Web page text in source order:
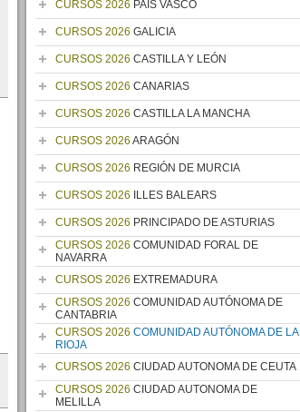
CURSOS 2026 PAÍS VASCO
CURSOS 2026 GALICIA
CURSOS 2026 CASTILLA Y LEÓN
CURSOS 2026 CANARIAS
CURSOS 2026 CASTILLA LA MANCHA
CURSOS 2026 ARAGÓN
CURSOS 2026 REGIÓN DE MURCIA
CURSOS 2026 ILLES BALEARS
CURSOS 2026 PRINCIPADO DE ASTURIAS
CURSOS 2026 COMUNIDAD FORAL DE
NAVARRA
CURSOS 2026 EXTREMADURA
CURSOS 2026 COMUNIDAD AUTÓNOMA DE
CANTABRIA
CURSOS 2026 COMUNIDAD AUTÓNOMA DE LA
RIOJA
CURSOS 2026 CIUDAD AUTONOMA DE CEUTA
CURSOS 2026 CIUDAD AUTONOMA DE
MELILLA